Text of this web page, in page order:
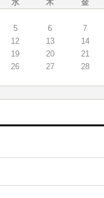
水 木 金
5 6 7
12 13 14
19 20 21
26 27 28